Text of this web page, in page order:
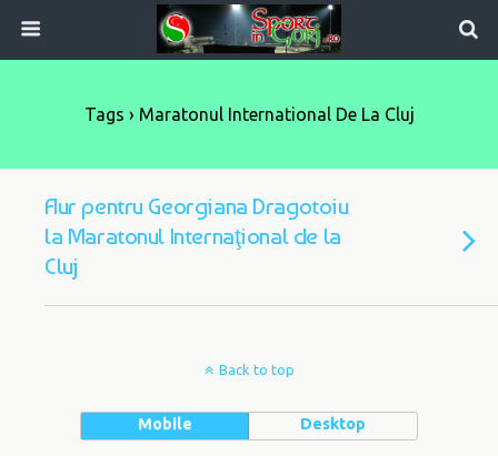
Tags › Maratonul International De La Cluj
Aur pentru Georgiana Dragotoiu
la Maratonul Internaţional de la
Cluj
Back to top
Mobile Desktop